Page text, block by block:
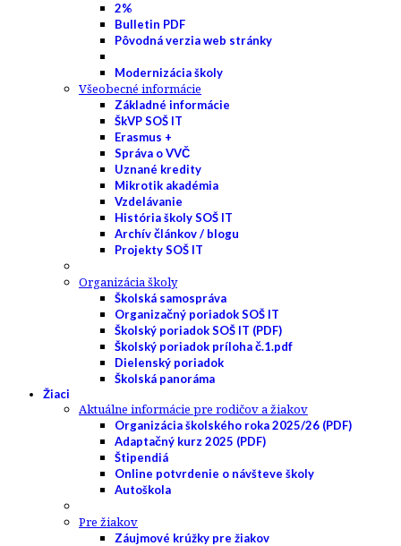
2%
Bulletin PDF
Pôvodná verzia web stránky
Modernizácia školy
Všeobecné informácie
Základné informácie
ŠkVP SOŠ IT
Erasmus +
Správa o VVČ
Uznané kredity
Mikrotik akadémia
Vzdelávanie
História školy SOŠ IT
Archív článkov / blogu
Projekty SOŠ IT
Organizácia školy
Školská samospráva
Organizačný poriadok SOŠ IT
Školský poriadok SOŠ IT (PDF)
Školský poriadok príloha č.1.pdf
Dielenský poriadok
Školská panoráma
Žiaci
Aktuálne informácie pre rodičov a žiakov
Organizácia školského roka 2025/26 (PDF)
Adaptačný kurz 2025 (PDF)
Štipendiá
Online potvrdenie o návšteve školy
Autoškola
Pre žiakov
Záujmové krúžky pre žiakov